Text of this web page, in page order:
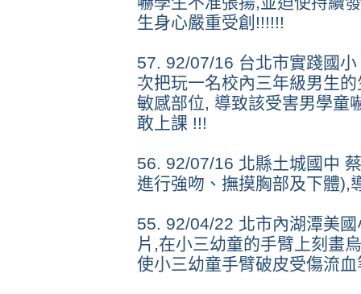
生身心嚴重受創!!!!!!
57. 92/07/16 台北市實踐國
次把玩一名校內三年級男生
敏感部位, 導致該受害男學童
敢上課 !!!
56. 92/07/16 北縣土城國中
進行強吻、撫摸胸部及下體),
55. 92/04/22 北市內湖潭美
片,在小三幼童的手臂上刻畫
使小三幼童手臂破皮受傷流